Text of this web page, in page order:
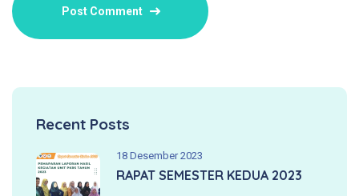
Recent Posts
18 Desember 2023
RAPAT SEMESTER KEDUA 2023